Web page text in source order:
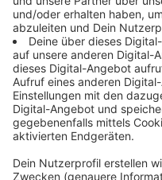
Bereits morgen
der Unihalle, dann in
Lemgo-Lippe. Die
April.
Veröffentlicht: Freitag,